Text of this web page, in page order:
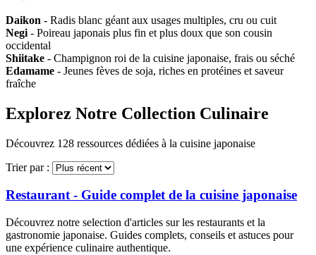
Daikon - Radis blanc géant aux usages multiples, cru ou cuit
Negi - Poireau japonais plus fin et plus doux que son cousin
occidental
Shiitake - Champignon roi de la cuisine japonaise, frais ou séché
Edamame - Jeunes fèves de soja, riches en protéines et saveur
fraîche
Explorez Notre Collection Culinaire
Découvrez 128 ressources dédiées à la cuisine japonaise
Trier par :
Restaurant - Guide complet de la cuisine japonaise
Découvrez notre selection d'articles sur les restaurants et la
gastronomie japonaise. Guides complets, conseils et astuces pour
une expérience culinaire authentique.